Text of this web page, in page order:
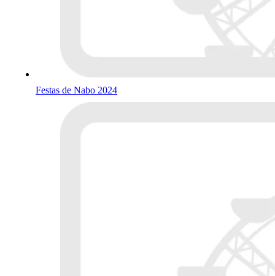
Festas de Nabo 2024